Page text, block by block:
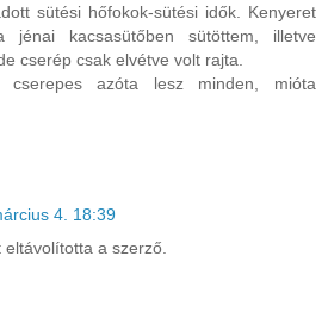
sütési hőfokok-sütési idők. Kenyeret
kacsasütőben sütöttem, illetve
cserép csak elvétve volt rajta.
azóta lesz minden, mióta
4. 18:39
eltávolította a szerző.